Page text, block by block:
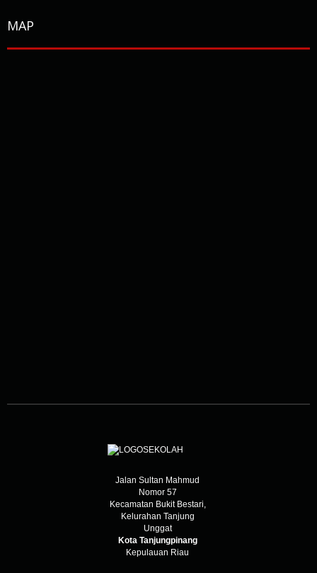
MAP
Jalan Sultan Mahmud
Nomor 57
Kecamatan Bukit Bestari,
Kelurahan Tanjung
Unggat
Kota Tanjungpinang
Kepulauan Riau